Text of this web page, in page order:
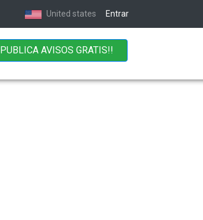
United states Entrar
PUBLICA AVISOS GRATIS!!